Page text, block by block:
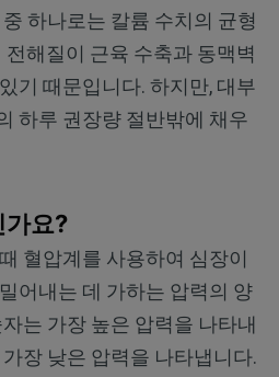
하나로는 칼륨 수치의 균형
해질이 근육 수축과 동맥벽
기 때문입니다. 하지만, 대부
하루 권장량 절반밖에 채우
가요?
혈압계를 사용하여 심장이
어내는 데 가하는 압력의 양
는 가장 높은 압력을 나타내
장 낮은 압력을 나타냅니다.